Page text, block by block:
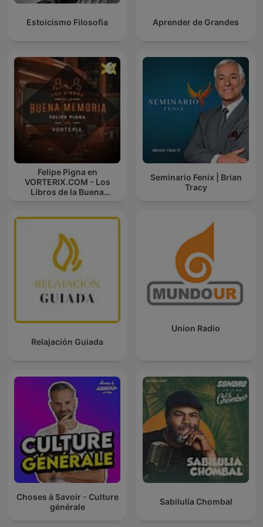
Estoicismo Filosofia Aprender de Grandes
Felipe Pigna en
VORTERIX.COM - Los
Libros de la Buena
Seminario Fenix | Brian
Tracy
Relajación Guiada
Union Radio
Choses à Savoir - Culture
générale
Sabilulía Chombal